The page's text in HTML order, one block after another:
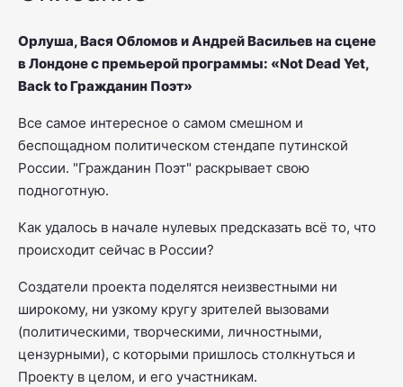
Орлуша, Вася Обломов и Андрей Васильев на сцене
в Лондоне с премьерой программы: «Not Dead Yet,
Back to Гражданин Поэт»
Все самое интересное о самом смешном и
беспощадном политическом стендапе путинской
России. "Гражданин Поэт" раскрывает свою
подноготную.
Как удалось в начале нулевых предсказать всё то, что
происходит сейчас в России?
Создатели проекта поделятся неизвестными ни
широкому, ни узкому кругу зрителей вызовами
(политическими, творческими, личностными,
цензурными), с которыми пришлось столкнуться и
Проекту в целом, и его участникам.